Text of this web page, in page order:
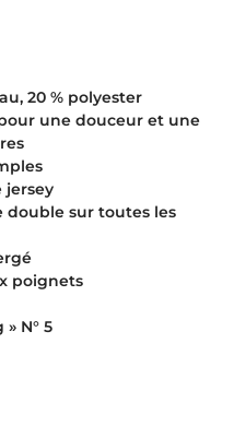
20 % polyester
une douceur et une
jersey
sur toutes les
poignets
N° 5